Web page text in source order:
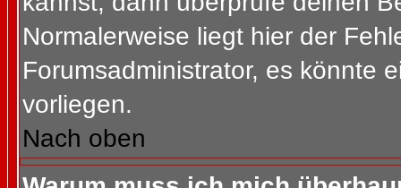
Normalerweise liegt hier der
Forumsadministrator, es könnte
vorliegen.
Nach oben